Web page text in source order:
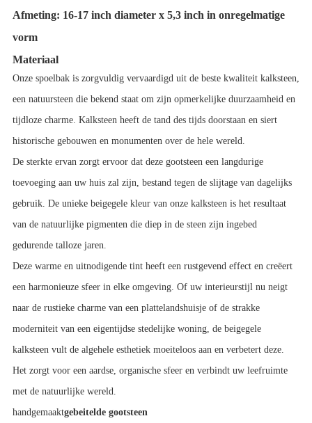
Afmeting: 16-17 inch diameter x 5,3 inch in onregelmatige
vorm
Materiaal
Onze spoelbak is zorgvuldig vervaardigd uit de beste kwaliteit kalksteen,
een natuursteen die bekend staat om zijn opmerkelijke duurzaamheid en
tijdloze charme. Kalksteen heeft de tand des tijds doorstaan ​​en siert
historische gebouwen en monumenten over de hele wereld.
De sterkte ervan zorgt ervoor dat deze gootsteen een langdurige
toevoeging aan uw huis zal zijn, bestand tegen de slijtage van dagelijks
gebruik. De unieke beigegele kleur van onze kalksteen is het resultaat
van de natuurlijke pigmenten die diep in de steen zijn ingebed
gedurende talloze jaren.
Deze warme en uitnodigende tint heeft een rustgevend effect en creëert
een harmonieuze sfeer in elke omgeving. Of uw interieurstijl nu neigt
naar de rustieke charme van een plattelandshuisje of de strakke
moderniteit van een eigentijdse stedelijke woning, de beigegele
kalksteen vult de algehele esthetiek moeiteloos aan en verbetert deze.
Het zorgt voor een aardse, organische sfeer en verbindt uw leefruimte
met de natuurlijke wereld.
handgemaaktgebeitelde gootsteen